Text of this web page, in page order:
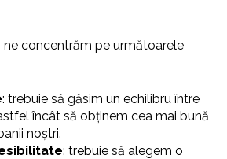
ne concentrăm pe următoarele
: trebuie să găsim un echilibru între
încât să obținem cea mai bună
noștri.
: trebuie să alegem o